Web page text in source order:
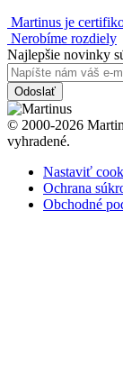
Martinus je
Nerobíme rozdiely
Najlepšie novinky
Odoslať
© 2000-2026
vyhradené.
Nastaviť
Ochrana
Obchodné